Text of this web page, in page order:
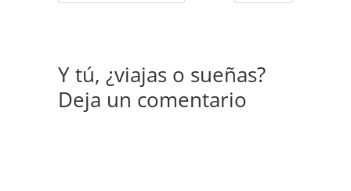
Y tú, ¿viajas o sueñas?
Deja un comentario